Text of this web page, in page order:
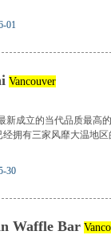
01
Vancouver
新成立的当代品质最高
经拥有三家风靡大温地
30
Waffle Bar